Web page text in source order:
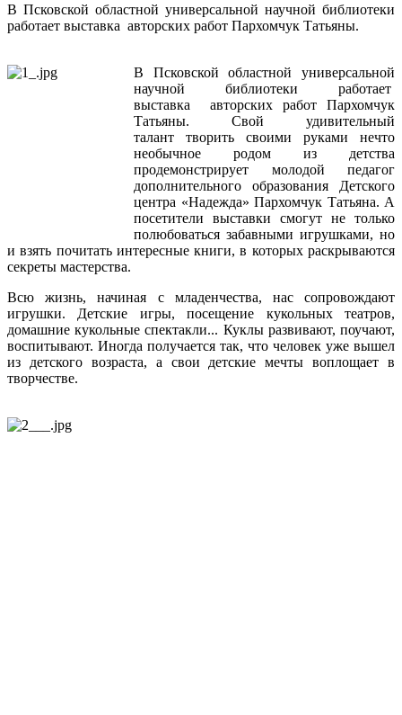
В Псковской областной универсальной научной библиотеки
работает выставка авторских работ Пархомчук Татьяны.
В Псковской областной универсальной
научной библиотеки работает
выставка авторских работ Пархомчук
Татьяны. Свой удивительный
талант творить своими руками нечто
необычное родом из детства
продемонстрирует молодой педагог
дополнительного образования Детского
центра «Надежда» Пархомчук Татьяна. А
посетители выставки смогут не только
полюбоваться забавными игрушками, но
и взять почитать интересные книги, в которых раскрываются
секреты мастерства.
Всю жизнь, начиная с младенчества, нас сопровождают
игрушки. Детские игры, посещение кукольных театров,
домашние кукольные спектакли... Куклы развивают, поучают,
воспитывают. Иногда получается так, что человек уже вышел
из детского возраста, а свои детские мечты воплощает в
творчестве.